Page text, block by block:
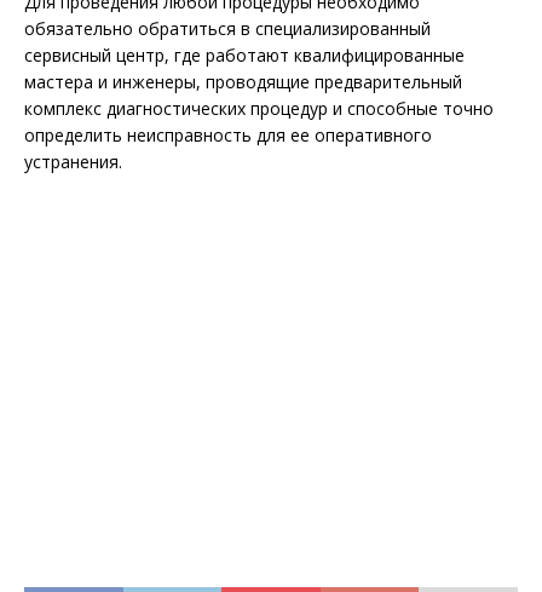
обязательно обратиться в специализированный
сервисный центр, где работают квалифицированные
мастера и инженеры, проводящие предварительный
комплекс диагностических процедур и способные точно
определить неисправность для ее оперативного
устранения.